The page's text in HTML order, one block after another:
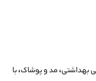
بهداشتی، مد و پوشاک، با